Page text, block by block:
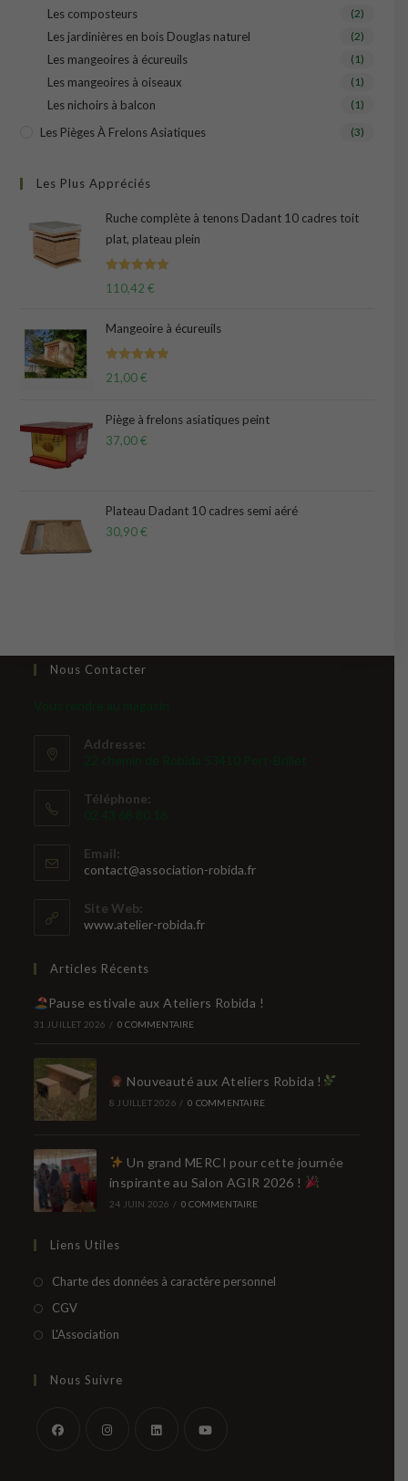
Les composteurs (2)
Les jardinières en bois Douglas naturel (2)
Les mangeoires à écureuils (1)
Les mangeoires à oiseaux (1)
Les nichoirs à balcon (1)
Les Pièges À Frelons Asiatiques (3)
Les Plus Appréciés
Ruche complète à tenons Dadant 10 cadres toit
plat, plateau plein
Note 5.00
110,42 €
Mangeoire à écureuils
Note 5.00
21,00€
Piège à frelons asiatiques peint
37,00€
Plateau Dadant 10 cadres semi aéré
30,90€
Nous Contacter
Vous rendre au magasin
Addresse:
22 chemin de Robida 53410 Port-Brillet
Téléphone:
02 43 68 80 16
Email:
contact@association-robida.frS’ouvre
Site Web:
www.atelier-robida.fr
Articles Récents
Pause estivale aux Ateliers Robida !
31 JUILLET 2026 / 0 COMMENTAIRE
Nouveauté aux Ateliers Robida !
8 JUILLET 2026 / 0 COMMENTAIRE
Un grand MERCI pour cette journée
inspirante au Salon AGIR 2026 !
24 JUIN 2026 / 0 COMMENTAIRE
Liens Utiles
Charte des données à caractère personnelS’ouvre
CGVS’ouvre
dans
nouvel
L'AssociationS’ouvre
un
onglet
Nous Suivre